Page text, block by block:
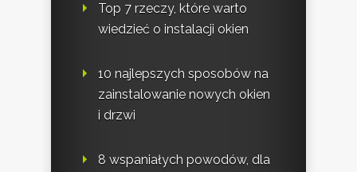
Top 7 rzeczy, które warto
wiedzieć o instalacji okien
10 najlepszych sposobów na
zainstalowanie nowych okien
i drzwi
8 wspaniałych powodów, dla